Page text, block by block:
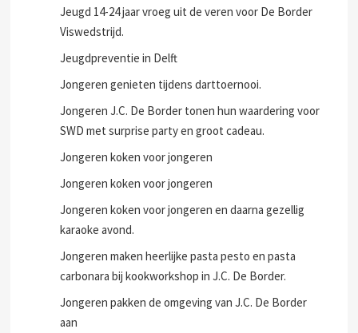
Jeugd 14-24 jaar vroeg uit de veren voor De Border
Viswedstrijd.
Jeugdpreventie in Delft
Jongeren genieten tijdens darttoernooi.
Jongeren J.C. De Border tonen hun waardering voor
SWD met surprise party en groot cadeau.
Jongeren koken voor jongeren
Jongeren koken voor jongeren
Jongeren koken voor jongeren en daarna gezellig
karaoke avond.
Jongeren maken heerlijke pasta pesto en pasta
carbonara bij kookworkshop in J.C. De Border.
Jongeren pakken de omgeving van J.C. De Border
aan